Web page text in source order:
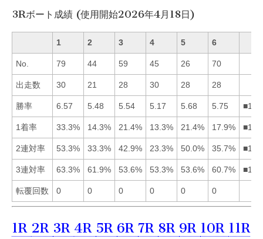
3Rボート成績 (使用開始2026年4月18日)
1 2 3 4 5 6
No. 79 44 59 45 26 70
出走数 30 21 28 30 28 28
勝率 6.57 5.48 5.54 5.17 5.68 5.75
1着率 33.3% 14.3% 21.4% 13.3% 21.4% 17.9%
2連対率 53.3% 33.3% 42.9% 23.3% 50.0% 35.7%
3連対率 63.3% 61.9% 53.6% 53.3% 53.6% 60.7%
転覆回数 0 0 0 0 0 0
1R 2R 3R 4R 5R 6R 7R 8R 9R 10R 11R